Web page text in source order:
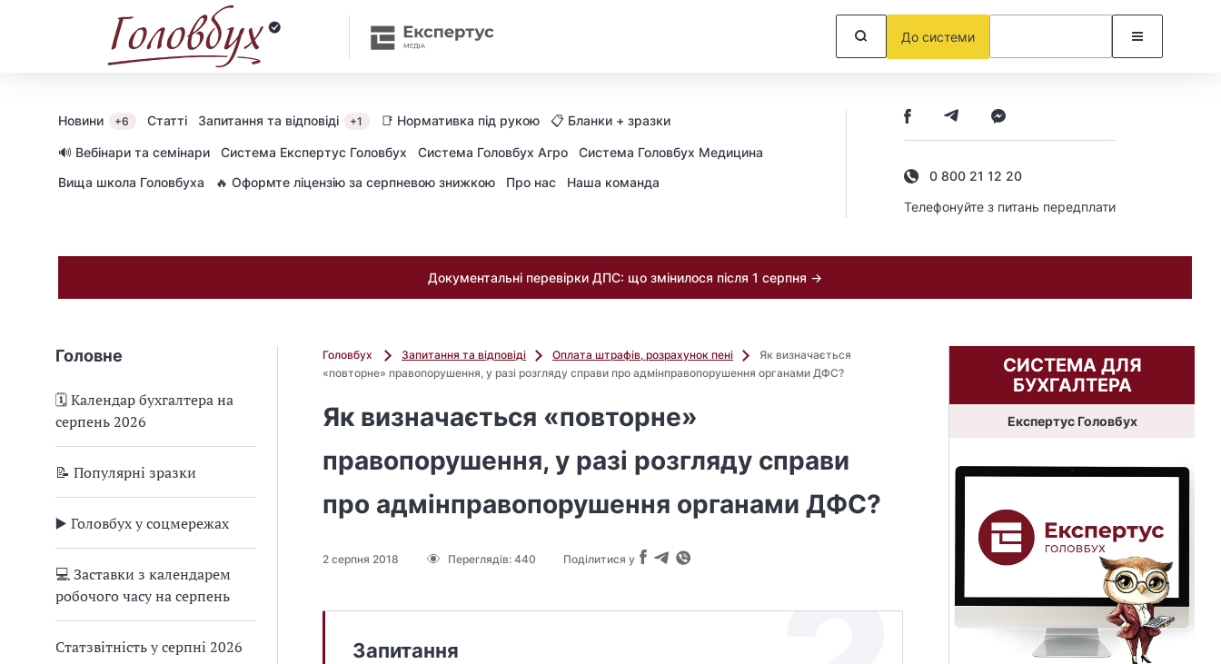
До системи
Новини +6 Статті Запитання та відповіді +1 📑 Нормативка під рукою 📋 Бланки + зразки
🔊 Вебінари та семінари Cистема Експертус Головбух Система Головбух Агро
Система Головбух Медицина
Вища школа Головбуха
🔥 Оформте ліцензію за серпневою знижкою Про нас Наша команда
0 800 21 12 20
Телефонуйте з питань передплати
Документальні перевірки ДПС: що змінилося після 1 серпня →
Головне
🗓️ Календар бухгалтера на
серпень 2026
📝 Популярні зразки
▶️ Головбух у соцмережах
💻 Заставки з календарем
робочого часу на серпень
Статзвітність у серпні 2026
Головбух Запитання та відповіді Оплата штрафів, розрахунок пені
Як визначається
«повторне» правопорушення, у разі розгляду справи про адмінправопорушення органами ДФС?
Як визначається «повторне»
правопорушення, у разі розгляду справи
про адмінправопорушення органами ДФС?
2 серпня 2018 Переглядів: 440 Поділитися у
Запитання
СИСТЕМА ДЛЯ
БУХГАЛТЕРА
Експертус Головбух